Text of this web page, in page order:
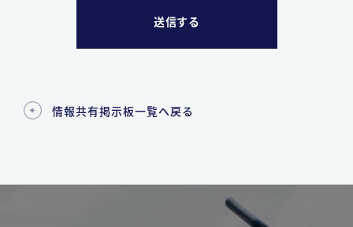
情報共有掲示板一覧へ戻る